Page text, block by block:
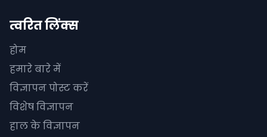
त्वरित लिंक्स
होम
हमारे बारे में
विज्ञापन पोस्ट करें
विशेष विज्ञापन
हाल के विज्ञापन